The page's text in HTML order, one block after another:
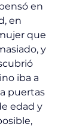
en
en
que
y
iba a
puertas
edad y